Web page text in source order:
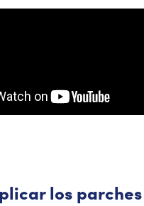
los